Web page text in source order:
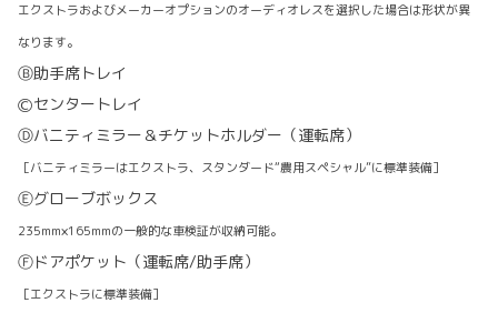
エクストラおよびメーカーオプションのオーディオレスを選択した場合は形状が異
なります。
Ⓑ助手席トレイ
Ⓒセンタートレイ
Ⓓバニティミラー＆チケットホルダー（運転席）
［バニティミラーはエクストラ、スタンダード“農用スペシャル”に標準装備］
Ⓔグローブボックス
235mm×165mmの一般的な車検証が収納可能。
Ⓕドアポケット（運転席/助手席）
［エクストラに標準装備］